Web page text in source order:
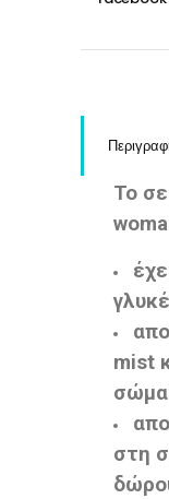
Το
mist
στη